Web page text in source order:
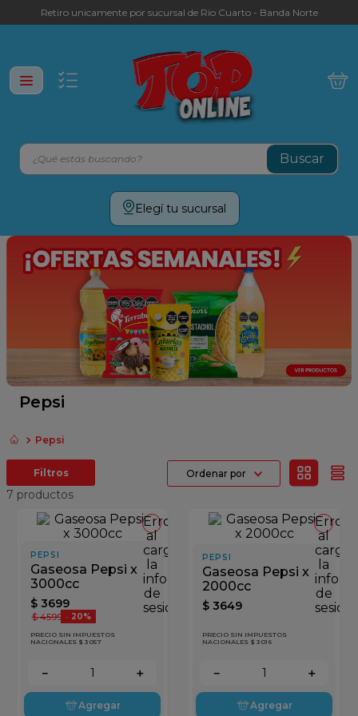
Retiro unicamente por sucursal de Rio Cuarto - Banda Norte
¿Qué estás buscando?
Elegí tu sucursal
Pepsi
Pepsi
Ordenar por
7 productos
Error
al
cargar
la
información
de
sesión
PEPSI
Gaseosa Pepsi x
3000cc
$ 3699
$ 4599 - 20%
PRECIO SIN IMPUESTOS
NACIONALES $ 3057
＋
－
Agregar
Error
al
cargar
la
de
sesión
PEPSI
Gaseosa Pepsi x
2000cc
$ 3649
PRECIO SIN IMPUESTOS
NACIONALES $ 3016
＋
－
Agregar
Términos más buscados
yerba
galletitas
queso
azucar